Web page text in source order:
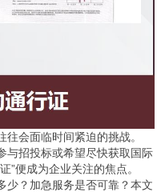
会面临时间紧迫的挑战。
与招投标或希望尽快获取国际
”便成为企业关注的焦点。
少？加急服务是否可靠？本文